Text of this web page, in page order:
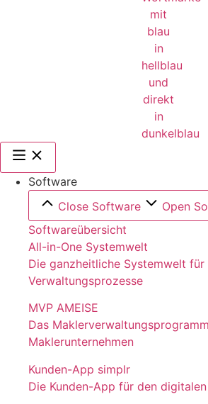
Software
Close Software
Open
Softwareübersicht
All-in-One Systemwelt
Die ganzheitliche Systemwelt
Verwaltungsprozesse
MVP AMEISE
Das
Maklerunternehmen
Kunden-App simplr
Die Kunden-App für den